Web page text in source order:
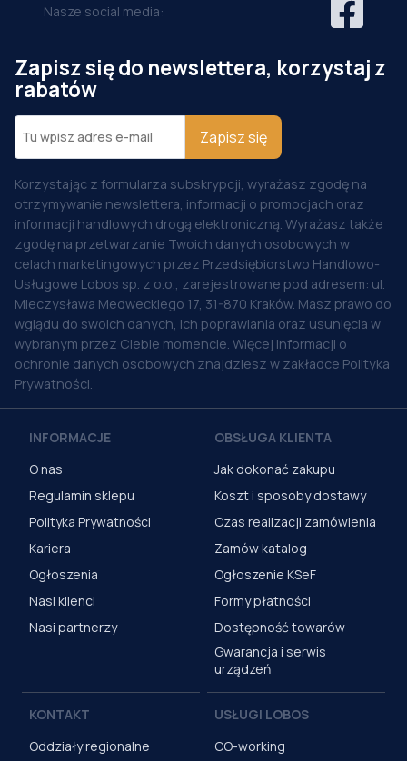
Nasze social media:
Zapisz się do newslettera, korzystaj z
rabatów
Zapisz się
Korzystając z formularza subskrypcji, wyrażasz zgodę na
otrzymywanie newslettera, informacji o promocjach oraz
informacji handlowych drogą elektroniczną. Wyrażasz także
zgodę na przetwarzanie Twoich danych osobowych w
celach marketingowych przez Przedsiębiorstwo Handlowo-
Usługowe Lobos sp. z o.o., zarejestrowane pod adresem: ul.
Mieczysława Medweckiego 17, 31-870 Kraków. Masz prawo do
wglądu do swoich danych, ich poprawiania oraz usunięcia w
wybranym przez Ciebie momencie. Więcej informacji o
ochronie danych osobowych znajdziesz w zakładce Polityka
Prywatności.
INFORMACJE
O nas
Regulamin sklepu
Polityka Prywatności
Kariera
Ogłoszenia
Nasi klienci
Nasi partnerzy
OBSŁUGA KLIENTA
Jak dokonać zakupu
Koszt i sposoby dostawy
Czas realizacji zamówienia
Zamów katalog
Ogłoszenie KSeF
Formy płatności
Dostępność towarów
Gwarancja i serwis
urządzeń
KONTAKT
Oddziały regionalne
USŁUGI LOBOS
CO-working